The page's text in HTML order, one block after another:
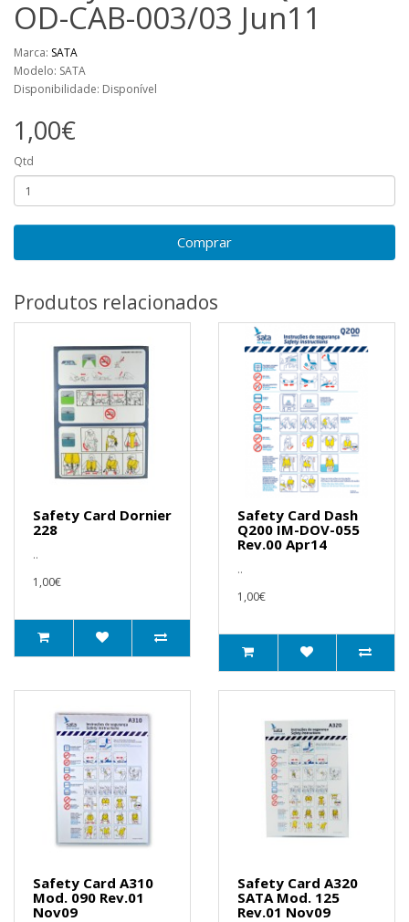
OD-CAB-003/03 Jun11
Marca: SATA
Modelo: SATA
Disponibilidade: Disponível
1,00€
Qtd
Comprar
Produtos relacionados
Safety Card Dornier
228
..
1,00€
Safety Card Dash
Q200 IM-DOV-055
Rev.00 Apr14
..
1,00€
Safety Card A310
Mod. 090 Rev.01
Nov09
Safety Card A320
SATA Mod. 125
Rev.01 Nov09